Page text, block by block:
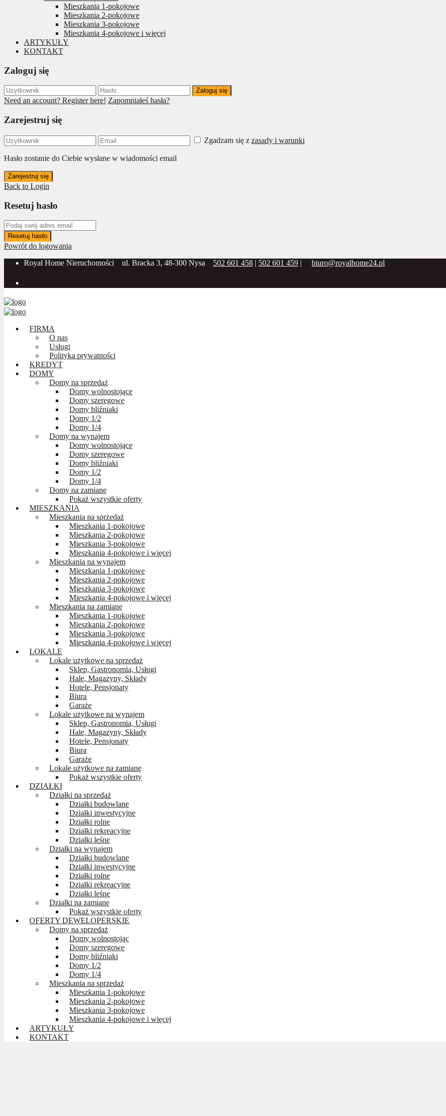
Mieszkania 1-pokojowe
Mieszkania 2-pokojowe
Mieszkania 3-pokojowe
Mieszkania 4-pokojowe i więcej
ARTYKUŁY
KONTAKT
Zaloguj się
Zaloguj się
Need an account? Register here! Zapomniałeś hasła?
Zarejestruj się
Zgadzam się z zasady i warunki
Hasło zostanie do Ciebie wysłane w wiadomości email
Zarejestruj się
Back to Login
Resetuj hasło
Resetuj hasło
Powrót do logowania
Royal Home Nieruchomości
ul. Bracka 3, 48-300 Nysa 502 601 458 | 502 601 459 | biuro@royalhome24.pl
FIRMA
O nas
Usługi
Polityka prywatności
KREDYT
DOMY
Domy na sprzedaż
Domy wolnostojące
Domy szeregowe
Domy bliźniaki
Domy 1/2
Domy 1/4
Domy na wynajem
Domy wolnostojące
Domy szeregowe
Domy bliźniaki
Domy 1/2
Domy 1/4
Domy na zamianę
Pokaż wszystkie oferty
MIESZKANIA
Mieszkania na sprzedaż
Mieszkania 1-pokojowe
Mieszkania 2-pokojowe
Mieszkania 3-pokojowe
Mieszkania 4-pokojowe i więcej
Mieszkania na wynajem
Mieszkania 1-pokojowe
Mieszkania 2-pokojowe
Mieszkania 3-pokojowe
Mieszkania 4-pokojowe i więcej
Mieszkania na zamianę
Mieszkania 1-pokojowe
Mieszkania 2-pokojowe
Mieszkania 3-pokojowe
Mieszkania 4-pokojowe i więcej
LOKALE
Lokale użytkowe na sprzedaż
Sklep, Gastronomia, Usługi
Hale, Magazyny, Składy
Hotele, Pensjonaty
Biura
Garaże
Lokale użytkowe na wynajem
Sklep, Gastronomia, Usługi
Hale, Magazyny, Składy
Hotele, Pensjonaty
Biura
Garaże
Lokale użytkowe na zamianę
Pokaż wszystkie oferty
DZIAŁKI
Działki na sprzedaż
Działki budowlane
Działki inwestycyjne
Działki rolne
Działki rekreacyjne
Działki leśne
Działki na wynajem
Działki budowlane
Działki inwestycyjne
Działki rolne
Działki rekreacyjne
Działki leśne
Działki na zamianę
Pokaż wszystkie oferty
OFERTY DEWELOPERSKIE
Domy na sprzedaż
Domy wolnostojąc
Domy szeregowe
Domy bliźniaki
Domy 1/2
Domy 1/4
Mieszkania na sprzedaż
Mieszkania 1-pokojowe
Mieszkania 2-pokojowe
Mieszkania 3-pokojowe
Mieszkania 4-pokojowe i więcej
ARTYKUŁY
KONTAKT